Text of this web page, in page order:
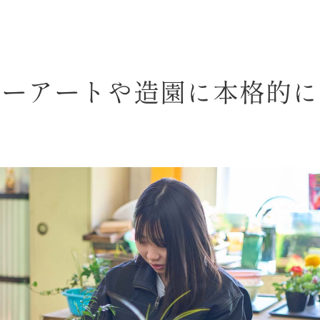
アートや造園に本格的